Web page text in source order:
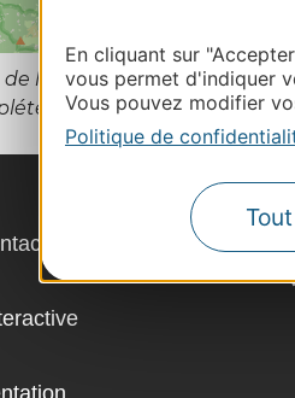
En cliquant sur
vous permet d'indiquer
Vous pouvez modifier
Politique de
l’établissement ou le
cette fiche, merci de